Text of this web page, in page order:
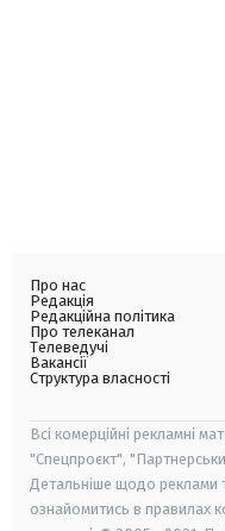
Про нас
Редакція
Редакційна політика
Про телеканал
Телеведучі
Вакансії
Структура власності
Всі комерційні рекламні
"Спецпроєкт",
Детальніше щодо реклами
ознайомитись в правилах